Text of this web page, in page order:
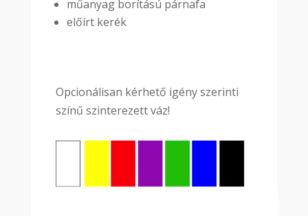
műanyag borítású párnafa
előírt kerék
Opcionálisan kérhető igény szerinti
színű szinterezett váz!